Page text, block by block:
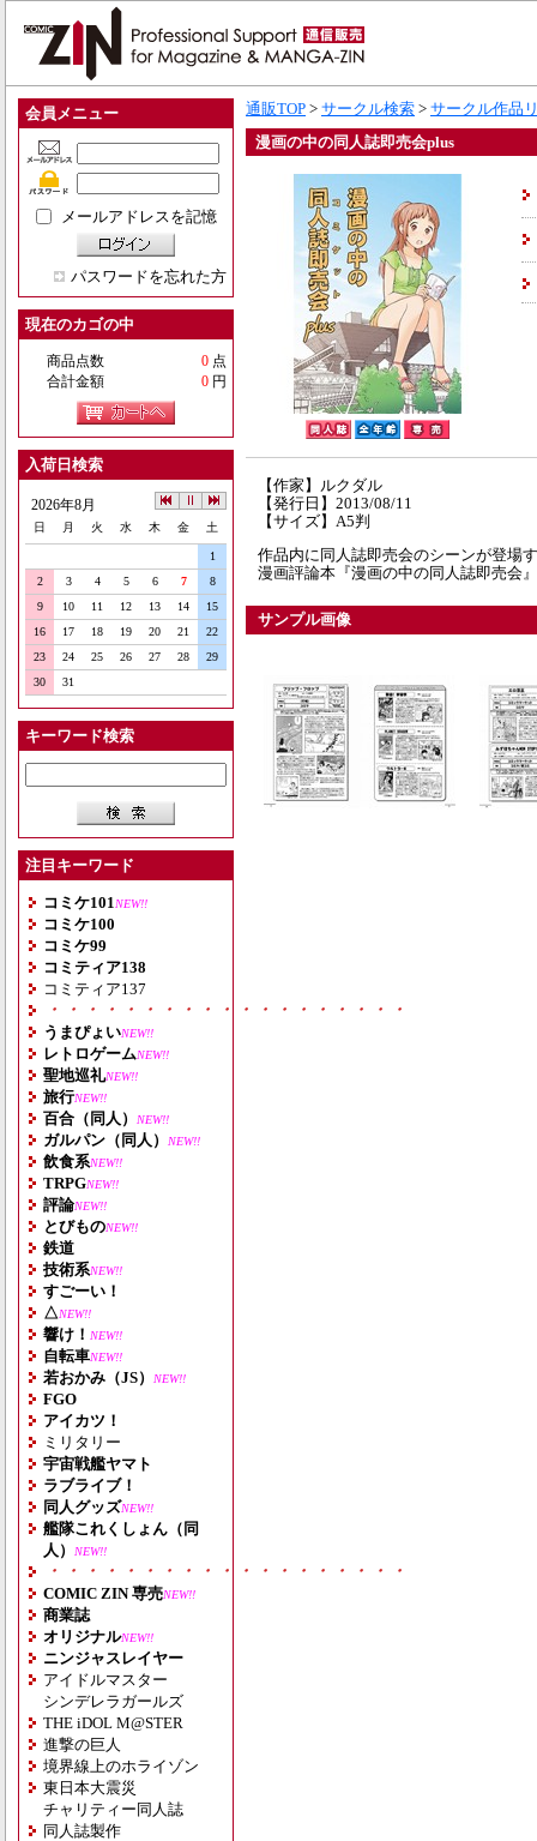
会員メニュー
メールアドレスを記憶
パスワードを忘れた方
現在のカゴの中
商品点数 0 点
合計金額
0 円
入荷日検索
2026年8月
日 月 火 水 木 金 土
1
2
3 4 5 6 7
8
9
10 11 12 13 14
15
16
17 18 19 20 21
22
23
24 25 26 27 28
29
30
31
キーワード検索
注目キーワード
コミケ101 NEW!!
コミケ100
コミケ99
コミティア138
コミティア137
・・・・・・・・・・・・・・・・・・・
うまぴょいNEW!!
レトロゲームNEW!!
聖地巡礼NEW!!
旅行NEW!!
百合（同人） NEW!!
ガルパン（同人） NEW!!
飲食系NEW!!
TRPGNEW!!
評論NEW!!
とびものNEW!!
鉄道
技術系NEW!!
すごーい！
△NEW!!
響け！ NEW!!
自転車NEW!!
若おかみ（JS） NEW!!
FGO
アイカツ！
ミリタリー
宇宙戦艦ヤマト
ラブライブ！
同人グッズNEW!!
艦隊これくしょん（同
人）
NEW!!
・・・・・・・・・・・・・・・・・・・
COMIC ZIN 専売NEW!!
商業誌
オリジナルNEW!!
ニンジャスレイヤー
アイドルマスター
シンデレラガールズ
THE iDOL M@STER
進撃の巨人
境界線上のホライゾン
東日本大震災
チャリティー同人誌
同人誌製作
通販TOP > サークル検索 > サークル作品
漫画の中の同人誌即売会plus
【作家】ルクダル
【発行日】2013/08/11
【サイズ】A5判
作品内に同人誌即売会のシーンが登場
漫画評論本『漫画の中の同人誌即売会
サンプル画像